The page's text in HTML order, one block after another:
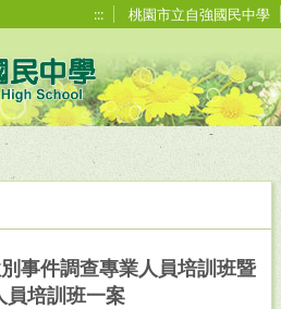
::: 桃園市立自強國民中學
事件調查專業人員培訓班暨
員培訓班一案